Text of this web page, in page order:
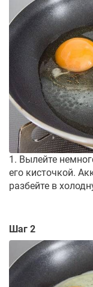
1. Вылейте
его кисточкой.
разбейте в
Шаг 2